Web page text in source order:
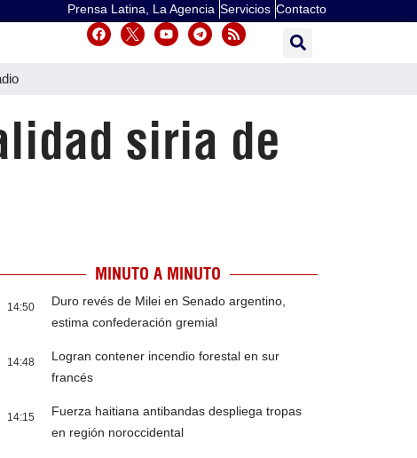
Prensa Latina, La Agencia Servicios Contacto
siria de
MINUTO A MINUTO
14:50
Duro revés de Milei en Senado argentino,
estima confederación gremial
14:48
Logran contener incendio forestal en sur
francés
14:15
Fuerza haitiana antibandas despliega tropas
en región noroccidental